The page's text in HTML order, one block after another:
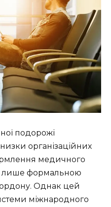
подорожі
організаційних
медичного
лише формальною
Однак цей
міжнародного